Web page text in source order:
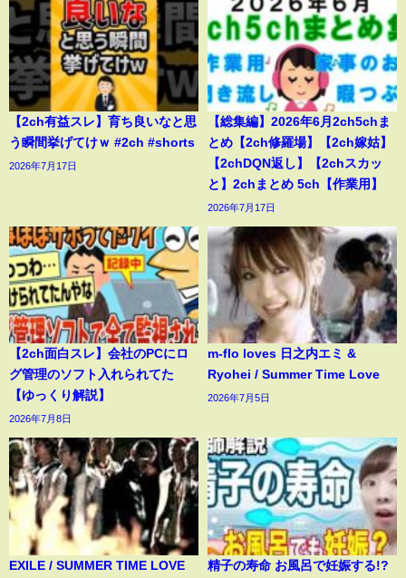
【2ch有益スレ】育ち良いなと思
う瞬間挙げてけｗ #2ch #shorts
2026年7月17日
【総集編】2026年6月2ch5chま
とめ【2ch修羅場】【2ch嫁姑】
【2chDQN返し】【2chスカッ
と】2chまとめ 5ch【作業用】
2026年7月17日
【2ch面白スレ】会社のPCにロ
グ管理のソフト入れられてた
【ゆっくり解説】
2026年7月8日
m-flo loves 日之内エミ &
Ryohei / Summer Time Love
2026年7月5日
EXILE / SUMMER TIME LOVE
精子の寿命 お風呂で妊娠する!?